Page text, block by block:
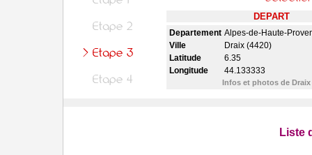
DEPART
Departement Alpes-de-Haute-
Ville
Draix (4420)
Latitude
6.35
Longitude
44.133333
Infos et photos de Draix
Liste